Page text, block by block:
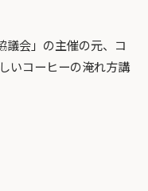
議会」の主催の元、コ
いコーヒーの淹れ方講